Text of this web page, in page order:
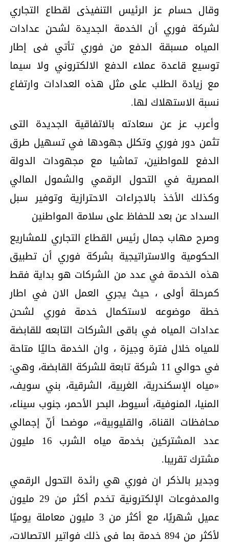
وقال حسام عز الرئيس التنفيذى لقطاع التجاري
لشركة فوري أن الخدمة الجديدة لشحن عدادات
المياه مسبقة الدفع من فوري تأتي فى إطار
توسيع قاعدة عملاء الدفع الالكتروني ولا سيما
مع زيادة الطلب على مثل هذه العدادات وارتفاع
نسبة الاستهلاك لها.
وأعرب عز عن سعادته بالاتفاقية الجديدة التى
تثمن دور فوري وتكلل جهودها في تسهيل طرق
الدفع للمواطنين، تماشيا مع مجهودات الدولة
المصرية في التحول الرقمي والشمول المالي
وكذلك الأخذ بالاجراءات الاحترازية وتوفير سبل
السداد عن بعد للحفاظ على سلامة المواطنين
وصرح مهاب جمال رئيس القطاع التجاري للمشاريع
الحكومية والاستراتيجية بشركة فوري أن تطبيق
هذه الخدمة في عدد من الشركات هو بداية فقط
كمرحلة أولى ، حيث يجري العمل الان في اطار
خطة موضوعه لاستكمال خدمة فوري لشحن
عدادات المياه في باقى الشركات التابعه للقابضة
للمياه خلال فترة وجيزة ، وان الخدمة حاليًا متاحة
في حوالي 11 شركة تابعة للشركة القابضة، وهي:
«مياه الإسكندرية، الغربية، الشرقية، بني سويف،
المنيا، المنوفية، أسيوط، البحر الأحمر، جنوب سيناء،
محافظات القناة، والقليوبية»، موضحا أنّ إجمالي
عدد المشتركين بخدمة مياه الشرب 16 مليون
مشترك تقريبا.
وجدير بالذكر ان فوري هي رائدة التحول الرقمي
والمدفوعات الإلكترونية تخدم أكثر من 29 مليون
عميل شهريًا، مع أكثر من 3 مليون معاملة يوميًا
لأكثر من 894 خدمة بما في ذلك فواتير الاتصالات،